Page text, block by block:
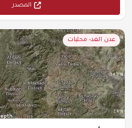
المصدر
عدن الغد- محليات